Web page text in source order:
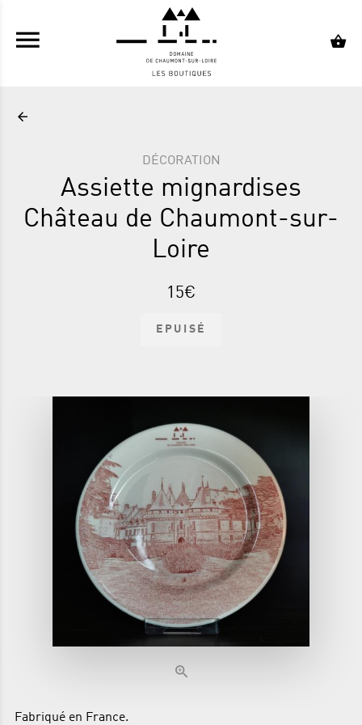
ALLER AU CONTENU PRINCIPAL
DÉCORATION
Assiette mignardises
Château de Chaumont-sur-
Loire
15€
EPUISÉ
Fabriqué en France.